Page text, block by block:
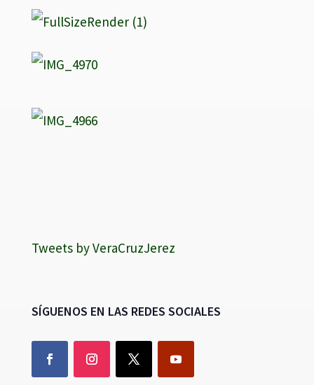
Tweets by VeraCruzJerez
SÍGUENOS EN LAS REDES SOCIALES